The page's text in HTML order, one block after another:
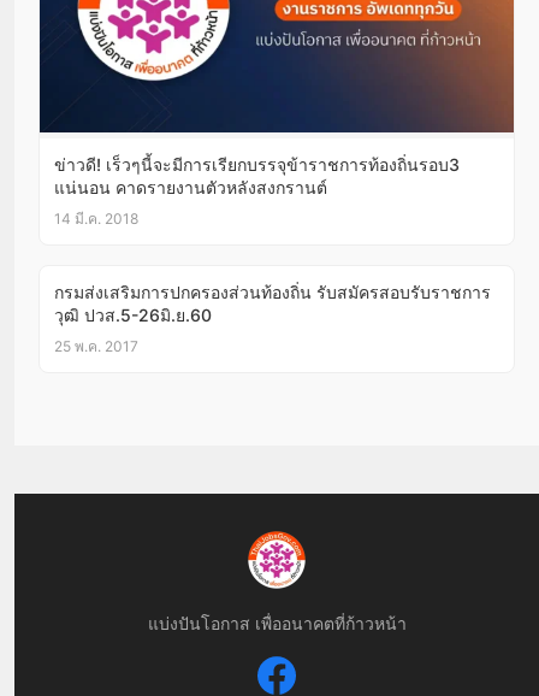
ข่าวดี! เร็วๆนี้จะมีการเรียกบรรจุข้าราชการท้องถิ่นรอบ3
แน่นอน คาดรายงานตัวหลังสงกรานต์
14 มี.ค. 2018
กรมส่งเสริมการปกครองส่วนท้องถิ่น รับสมัครสอบรับราชการ
วุฒิ ปวส.5-26มิ.ย.60
25 พ.ค. 2017
แบ่งปันโอกาส เพื่ออนาคตที่ก้าวหน้า